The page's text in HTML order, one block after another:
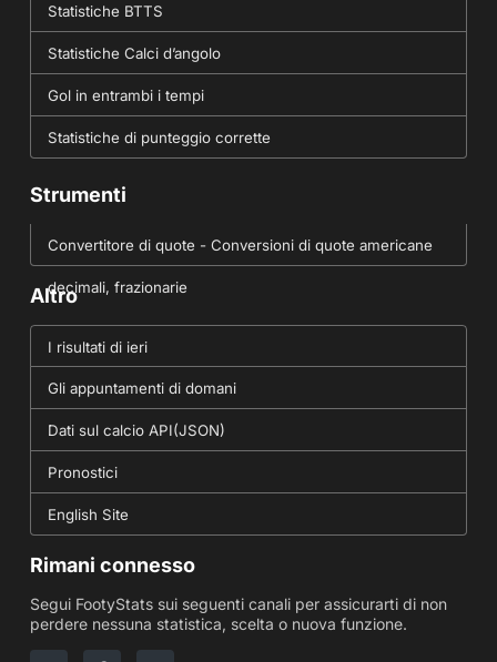
Statistiche BTTS
Statistiche Calci d’angolo
Gol in entrambi i tempi
Statistiche di punteggio corrette
Strumenti
Convertitore di quote - Conversioni di quote americane
decimali, frazionarie
Altro
I risultati di ieri
Gli appuntamenti di domani
Dati sul calcio API(JSON)
Pronostici
English Site
Rimani connesso
Segui FootyStats sui seguenti canali per assicurarti di non
perdere nessuna statistica, scelta o nuova funzione.